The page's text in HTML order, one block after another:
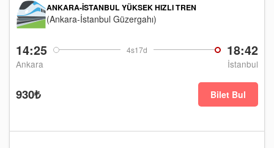
14:25 4s17d 18:42
Ankara İstanbul
ANKARA-İSTANBUL YÜKSEK HIZLI TREN
(Ankara-İstanbul Güzergahı)
930₺ Bilet Bul